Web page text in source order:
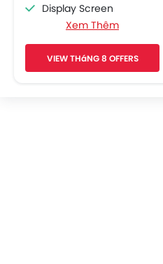
Display Screen
Adjustable Headlights
Side Wings
Side Reflectors
Xem Thêm
VIEW THáNG 8 OFFERS